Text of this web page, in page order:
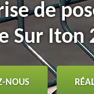
de
Sur Iton
NOUS